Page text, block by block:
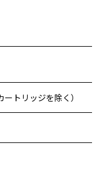
トリッジを除く）